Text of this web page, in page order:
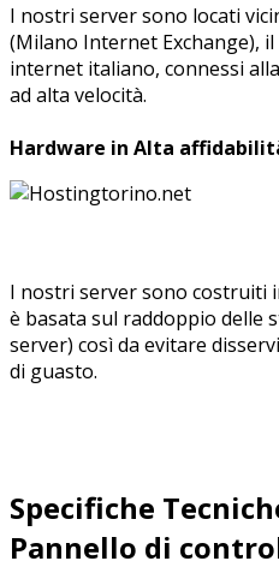
I nostri server sono locati
(Milano Internet Exchange),
internet italiano, connessi
ad alta velocità.
Hardware in Alta
I nostri server sono costruiti
è basata sul raddoppio delle
server) così da evitare
di guasto.
Specifiche
Pannello di